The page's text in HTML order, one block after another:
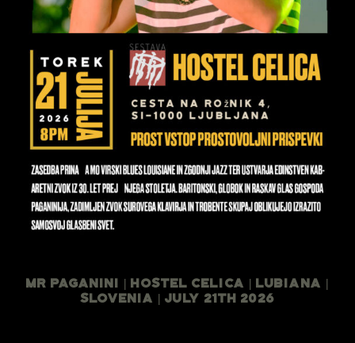
Mr Paganini | Hostel Celica | Lubiana |
Slovenia | July 21th 2026